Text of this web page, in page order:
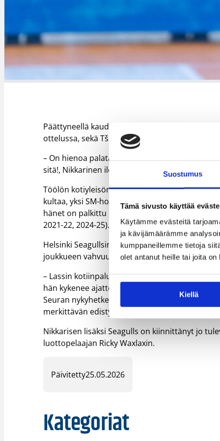
Suostumus
Tämä sivusto käyttää
Käytämme evästeitä
ja kävijämäärämme
kumppaneillemme tietoja
olet antanut heille tai joita
Kiellä
Päättyneellä kaudella hän edusti Espanjan
ottelussa, sekä Tšekkiläistä Hradec Kralovea 21
– On hienoa palata jälleen kotiin! Seagulls on
sitä!, Nikkarinen iloitsee seuran tiedotteessa.
Töölön kotiyleisön suosikkipelaajiin kuuluvan
kultaa, yksi SM-hopea, yksi SM-pronssi, sekä
hänet on palkittu vuoden pelaajan tittelin
2021-22, 2024-25).
Helsinki Seagullsin päävalmentaja Timo
joukkueen vahvuuteen pitkällä sopimuksella:
– Lassin kotiinpaluu merkitsee koko Gulls-
hän kykenee ajattelemaan koripalloa korkealla
Seuran nykyhetken tavoitteiden lisäksi pitkän
merkittävän edistysaskeleen.”
Nikkarisen lisäksi Seagulls on kiinnittänyt jo
luottopelaajan Ricky Waxlaxin.
Päivitetty25.05.2026
Kategoriat